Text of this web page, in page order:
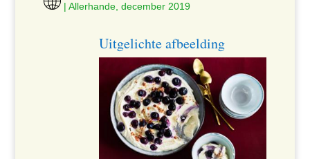
| Allerhande, december 2019
Uitgelichte afbeelding